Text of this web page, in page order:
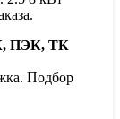
ПЭК, ТК
Подбор